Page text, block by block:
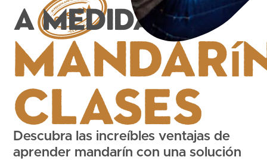
A medida
Clases
Descubra las increíbles ventajas de
aprender mandarín con una solución